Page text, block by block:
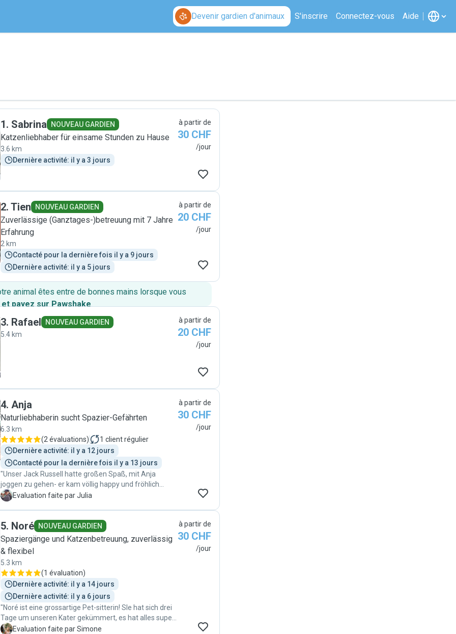
Devenir gardien d'animaux S'inscrire Connectez-vous Aide
1. Sabrina NOUVEAU GARDIEN
Katzenliebhaber für einsame Stunden zu Hause
3.6 km
Dernière activité: il y a 3 jours
à partir de
30 CHF
/jour
2. Tien NOUVEAU GARDIEN
Zuverlässige (Ganztages-)betreuung mit 7 Jahre
Erfahrung
2 km
Contacté pour la dernière fois il y a 9 jours
Dernière activité: il y a 5 jours
à partir de
20 CHF
/jour
animal êtes entre de bonnes mains lorsque vous
payez sur Pawshake.
3. Rafael
NOUVEAU GARDIEN
5.4 km
à partir de
20 CHF
/jour
4. Anja
Naturliebhaberin sucht Spazier-Gefährten
6.3 km
(2 évaluations) 1 client régulier
Dernière activité: il y a 12 jours
Contacté pour la dernière fois il y a 13 jours
"Unser Jack Russell hatte großen Spaß, mit Anja
joggen zu gehen- er kam völlig happy und fröhlich
zurück! Zuverlässig, pünktlich und gute Kommunikation
J Evaluation faite par Julia
à partir de
30 CHF
/jour
5. Noré NOUVEAU GARDIEN
Spaziergänge und Katzenbetreuung, zuverlässig
& flexibel
5.3 km
(1 évaluation)
Dernière activité: il y a 14 jours
Dernière activité: il y a 6 jours
"Noré ist eine grossartige Pet-sitterin! SIe hat sich drei
Tage um unseren Kater gekümmert, es hat alles super
geklappt und wir würden sie sofort wieder
S Evaluation faite par Simone
à partir de
30 CHF
/jour